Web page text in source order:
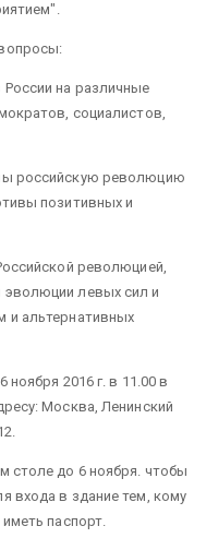
на различные
социалистов,
российскую революцию
позитивных и
революцией,
эволюции левых сил и
и альтернативных
ноября 2016 г. в 11.00 в
Москва, Ленинский
столе до 6 ноября. чтобы
входа в здание тем, кому
паспорт.